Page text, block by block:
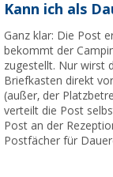
Kann ich als
Ganz klar: Die Post
bekommt der
zugestellt. Nur wirst
Briefkasten direkt
(außer, der
verteilt die Post
Post an der
Postfächer für